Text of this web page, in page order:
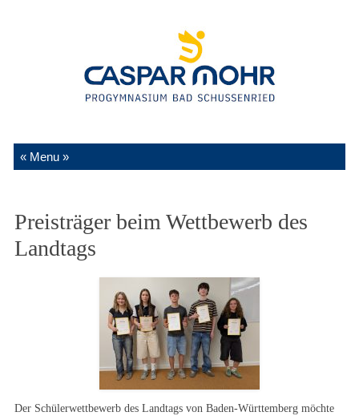
Zum Inhalt springen
Preisträger beim Wettbewerb des
Landtags
Der Schülerwettbewerb des Landtags von Baden-Württemberg möchte